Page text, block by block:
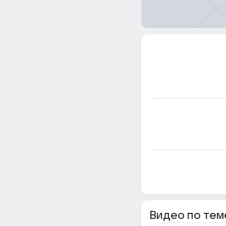
Видео по